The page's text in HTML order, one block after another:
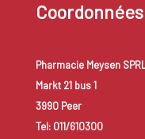
Coordonnées
Pharmacie Meysen
Markt 21 bus 1
3990 Peer
Tel: 011/610300